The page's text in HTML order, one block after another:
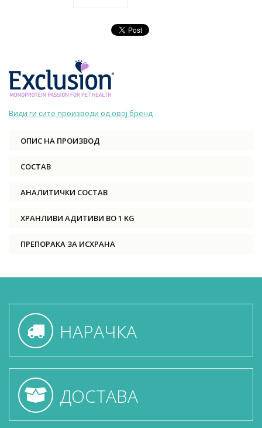
Види ги сите производи од овој бренд
ОПИС НА ПРОИЗВОД
СОСТАВ
АНАЛИТИЧКИ СОСТАВ
ХРАНЛИВИ АДИТИВИ ВО 1 KG
ПРЕПОРАКА ЗА ИСХРАНА
НАРАЧКА
ДОСТАВА